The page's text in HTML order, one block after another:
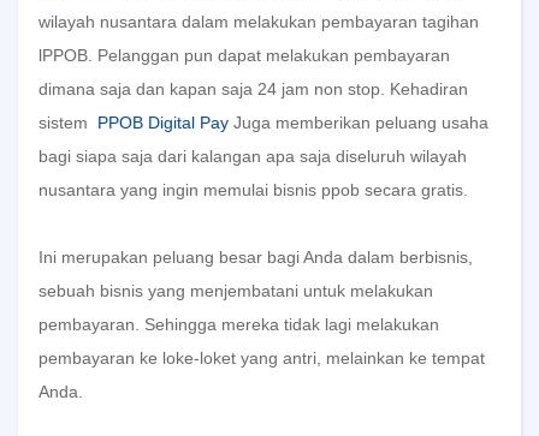
wilayah nusantara dalam melakukan pembayaran tagihan
lPPOB. Pelanggan pun dapat melakukan pembayaran
dimana saja dan kapan saja 24 jam non stop. Kehadiran
sistem
PPOB Digital Pay Juga memberikan peluang usaha
bagi siapa saja dari kalangan apa saja diseluruh wilayah
nusantara yang ingin memulai bisnis ppob secara gratis.
Ini merupakan peluang besar bagi Anda dalam berbisnis,
sebuah bisnis yang menjembatani untuk melakukan
pembayaran. Sehingga mereka tidak lagi melakukan
pembayaran ke loke-loket yang antri, melainkan ke tempat
Anda.